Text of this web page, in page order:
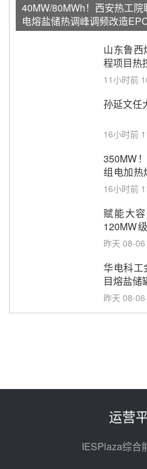
40MW/80MWh！西安热工
电熔盐储热调峰调频改造
山东鲁西
程项目热
11小时前
孙延文任
16小时前
350MW
组电加热
改造项目
16小时前
赋能大
120MW
型式试验
昨天 08-
华电科工
目熔盐储
昨天 08-
光热示范
热发电工
运营
IESPlaza综合